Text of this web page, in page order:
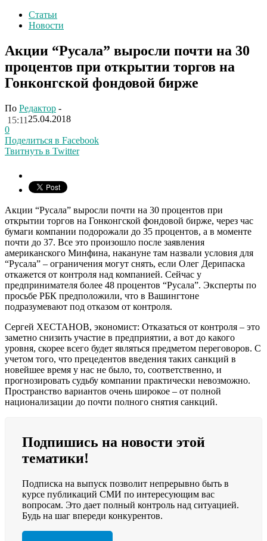
Статьи
Новости
Акции “Русала” выросли почти на 30
процентов при открытии торгов на
Гонконгской фондовой бирже
По Редактор -
25.04.2018
15:11
0
Поделиться в Facebook
Твитнуть в Twitter
Акции “Русала” выросли почти на 30 процентов при
открытии торгов на Гонконгской фондовой бирже, через час
бумаги компании подорожали до 35 процентов, а в моменте
почти до 37. Все это произошло после заявления
американского Минфина, накануне там назвали условия для
“Русала” – ограничения могут снять, если Олег Дерипаска
откажется от контроля над компанией. Сейчас у
предпринимателя более 48 процентов “Русала”. Эксперты по
просьбе РБК предположили, что в Вашингтоне
подразумевают под отказом от контроля.
Сергей ХЕСТАНОВ, экономист: Отказаться от контроля – это
заметно снизить участие в предприятии, а вот до какого
уровня, скорее всего будет являться предметом переговоров. С
учетом того, что прецедентов введения таких санкций в
новейшее время у нас не было, то, соответственно, и
прогнозировать судьбу компании практически невозможно.
Пространство вариантов очень широкое – от полной
национализации до почти полного снятия санкций.
Подпишись на новости этой
тематики!
Подписка на выпуск позволит непрерывно быть в
курсе публикаций СМИ по интересующим вас
вопросам. Это дает полный контроль над ситуацией.
Будь на шаг впереди конкурентов.